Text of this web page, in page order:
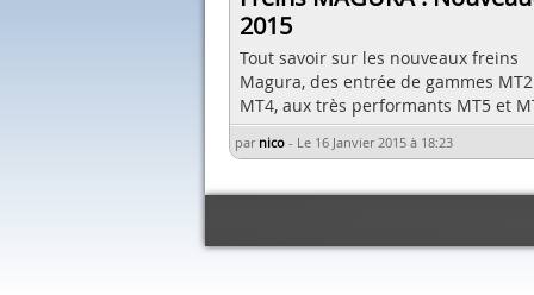
2015
Tout savoir sur les nouveaux freins
Magura, des entrée de gammes
MT4, aux très performants MT5 et
par nico - Le 16 Janvier 2015 à 18:23